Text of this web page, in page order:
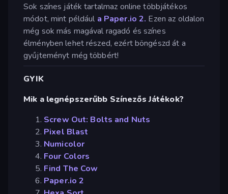
Sok színes játék tartalmaz online többjátékos
módot, mint például a Paper.io 2. Ezen az oldalon
még sok más magával ragadó és színes
élményben lehet részed, ezért böngészd át a
gyűjteményt még többért!
GYIK
Mik a legnépszerűbb Színezős Játékok?
Screw Out: Bolts and Nuts
Pixel Blast
Numicolor
Four Colors
Find The Cow
Paper.io 2